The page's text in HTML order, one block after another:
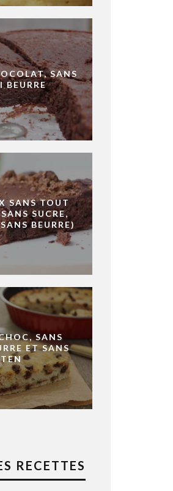
SANS
BEURRE
SANS TOUT
SUCRE,
BEURRE)
SANS
ET SANS
RECETTES